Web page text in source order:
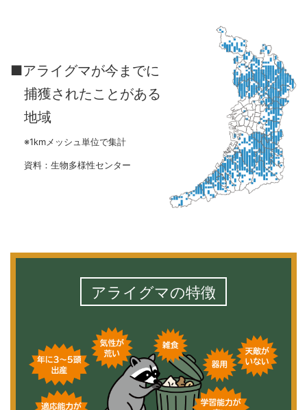
■アライグマが今までに
捕獲されたことがある
地域
※1kmメッシュ単位で集計
資料：生物多様性センター
アライグマの特徴